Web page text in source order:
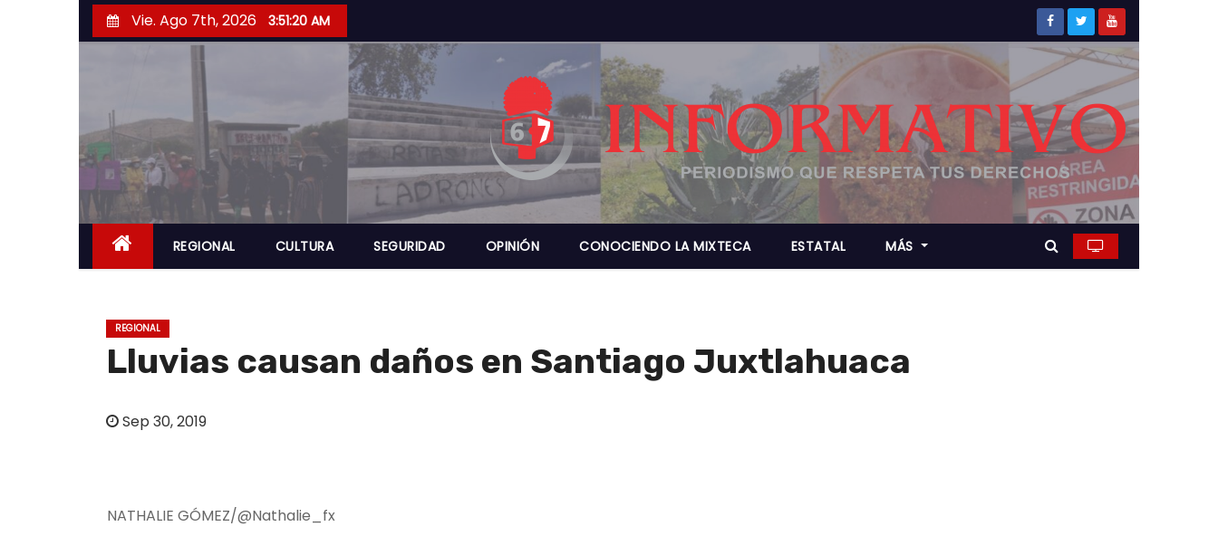
a
r
a
l
n
Vie. Ago 7th, 2026 3:51:21 AM
REGIONAL CULTURA SEGURIDAD OPINIÓN CONOCIENDO LA MIXTECA ESTATAL MÁS
REGIONAL
Lluvias causan daños en Santiago Juxtlahuaca
Sep 30, 2019
NATHALIE GÓMEZ/@Nathalie_fx